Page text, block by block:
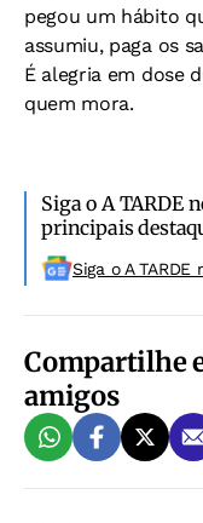
pegou um hábito
assumiu, paga os
É alegria em dose
quem mora.
Siga o A TARDE
principais
Siga o A
Compartilhe
amigos